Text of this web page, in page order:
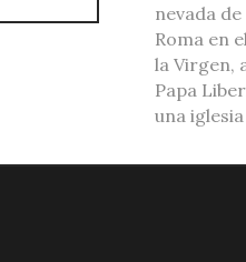
nevada
Roma en
la Virgen,
Papa
una